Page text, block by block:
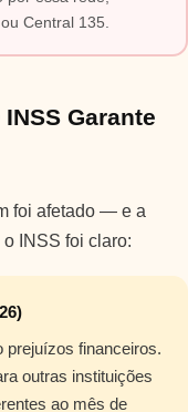
Central 135.
Garante
foi afetado — e a
INSS foi claro:
prejuízos financeiros.
outras instituições
ao mês de